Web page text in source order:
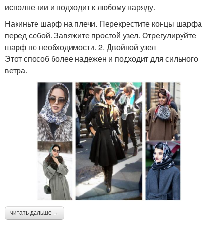
исполнении и подходит к любому наряду.
Накиньте шарф на плечи. Перекрестите концы шарфа
перед собой. Завяжите простой узел. Отрегулируйте
шарф по необходимости. 2. Двойной узел
Этот способ более надежен и подходит для сильного
ветра.
читать дальше →